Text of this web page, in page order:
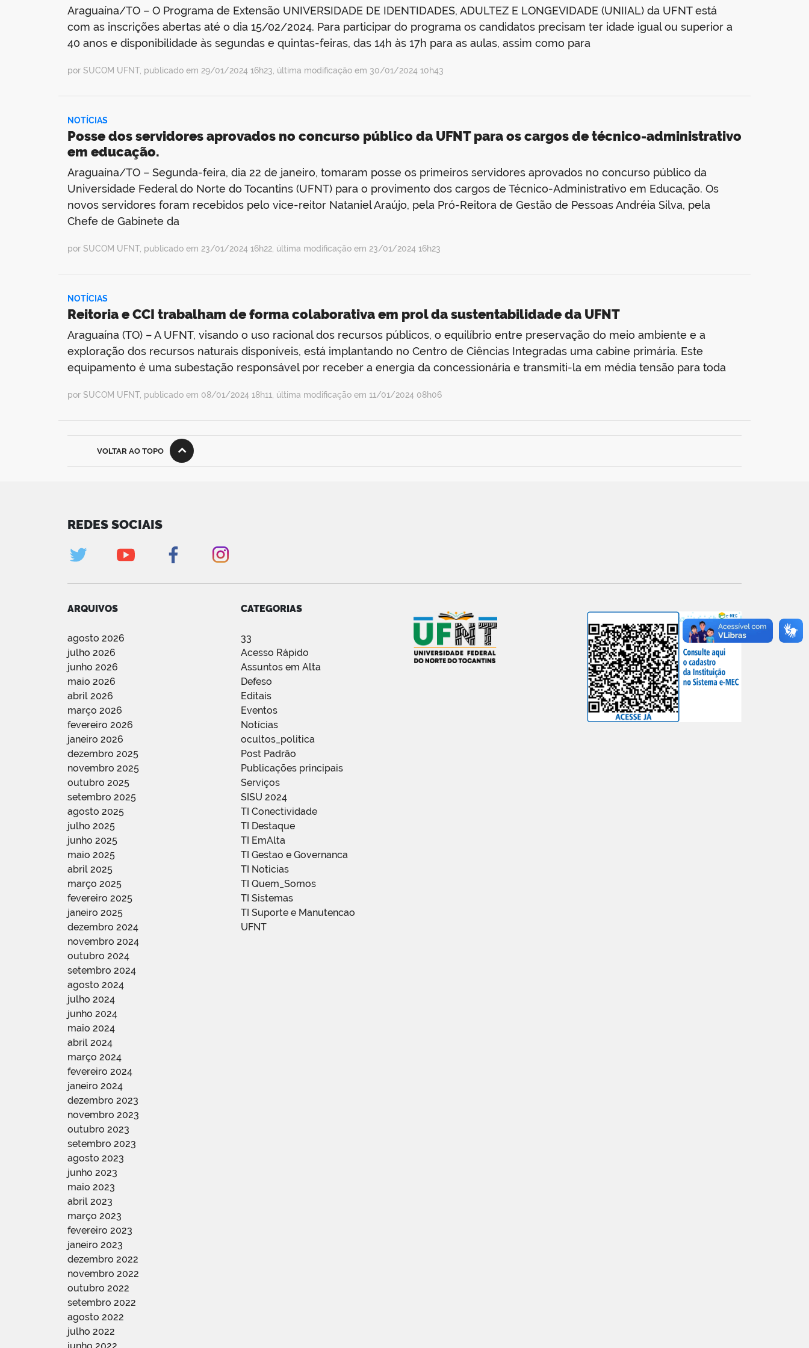
Araguaína/TO – O Programa de Extensão UNIVERSIDADE DE IDENTIDADES, ADULTEZ E LONGEVIDADE (UNIIAL) da UFNT está
com as inscrições abertas até o dia 15/02/2024. Para participar do programa os candidatos precisam ter idade igual ou superior a
40 anos e disponibilidade às segundas e quintas-feiras, das 14h às 17h para as aulas, assim como para
por SUCOM UFNT, publicado em 29/01/2024 16h23, última modificação em 30/01/2024 10h43
NOTÍCIAS
Posse dos servidores aprovados no concurso público da UFNT para os cargos de técnico-administrativo
em educação.
Araguaína/TO – Segunda-feira, dia 22 de janeiro, tomaram posse os primeiros servidores aprovados no concurso público da
Universidade Federal do Norte do Tocantins (UFNT) para o provimento dos cargos de Técnico-Administrativo em Educação. Os
novos servidores foram recebidos pelo vice-reitor Nataniel Araújo, pela Pró-Reitora de Gestão de Pessoas Andréia Silva, pela
Chefe de Gabinete da
por SUCOM UFNT, publicado em 23/01/2024 16h22, última modificação em 23/01/2024 16h23
NOTÍCIAS
Reitoria e CCI trabalham de forma colaborativa em prol da sustentabilidade da UFNT
Araguaína (TO) – A UFNT, visando o uso racional dos recursos públicos, o equilíbrio entre preservação do meio ambiente e a
exploração dos recursos naturais disponíveis, está implantando no Centro de Ciências Integradas uma cabine primária. Este
equipamento é uma subestação responsável por receber a energia da concessionária e transmiti-la em média tensão para toda
por SUCOM UFNT, publicado em 08/01/2024 18h11, última modificação em 11/01/2024 08h06
VOLTAR AO TOPO
REDES SOCIAIS
ARQUIVOS
agosto 2026
julho 2026
junho 2026
maio 2026
abril 2026
março 2026
fevereiro 2026
janeiro 2026
dezembro 2025
novembro 2025
outubro 2025
setembro 2025
agosto 2025
julho 2025
junho 2025
maio 2025
abril 2025
março 2025
fevereiro 2025
janeiro 2025
dezembro 2024
novembro 2024
outubro 2024
setembro 2024
agosto 2024
julho 2024
junho 2024
maio 2024
abril 2024
março 2024
fevereiro 2024
janeiro 2024
dezembro 2023
novembro 2023
outubro 2023
setembro 2023
agosto 2023
junho 2023
maio 2023
abril 2023
março 2023
fevereiro 2023
janeiro 2023
dezembro 2022
novembro 2022
outubro 2022
setembro 2022
agosto 2022
julho 2022
CATEGORIAS
33
Acesso Rápido
Assuntos em Alta
Defeso
Editais
Eventos
Notícias
ocultos_politica
Post Padrão
Publicações principais
Serviços
SISU 2024
TI Conectividade
TI Destaque
TI EmAlta
TI Gestao e Governanca
TI Noticias
TI Quem_Somos
TI Sistemas
TI Suporte e Manutencao
UFNT